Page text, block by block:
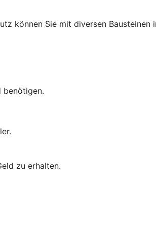
können Sie mit diversen Bausteinen
benötigen.
zu erhalten.